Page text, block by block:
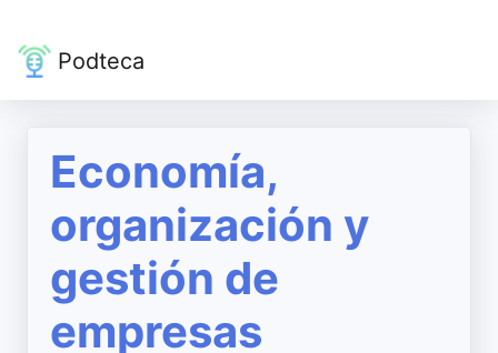
Podteca
Economía,
organización y
gestión de
empresas